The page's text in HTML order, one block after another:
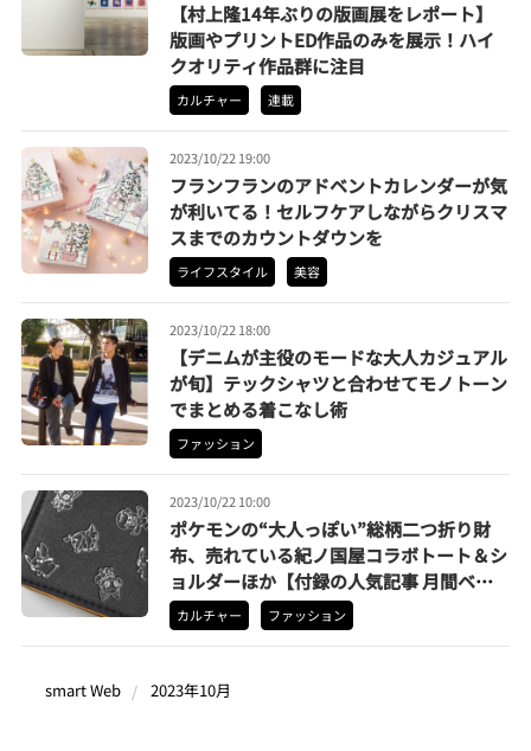
【村上隆14年ぶりの版画展をレポート】
版画やプリントED作品のみを展示！ハイ
クオリティ作品群に注目
カルチャー 連載
2023/10/22 19:00
フランフランのアドベントカレンダーが気
が利いてる！セルフケアしながらクリスマ
スまでのカウントダウンを
ライフスタイル 美容
2023/10/22 18:00
【デニムが主役のモードな大人カジュアル
が旬】テックシャツと合わせてモノトーン
でまとめる着こなし術
ファッション
2023/10/22 10:00
ポケモンの“大人っぽい”総柄二つ折り財
布、売れている紀ノ国屋コラボトート＆シ
ョルダーほか【付録の人気記事 月間ベス
ト3】（2023年9月）
カルチャー ファッション
smart Web 2023年10月